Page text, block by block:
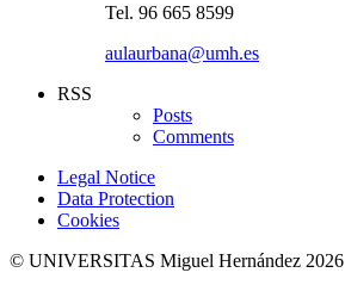
Tel. 96 665 8599
aulaurbana@umh.es
RSS
Posts
Comments
Legal Notice
Data Protection
Cookies
© UNIVERSITAS Miguel Hernández 2026